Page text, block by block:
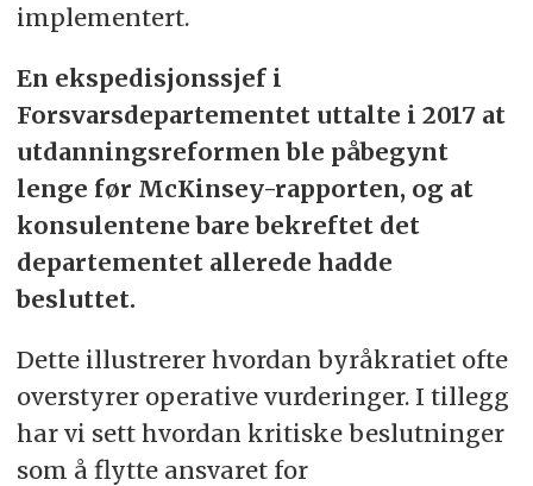
implementert.
En ekspedisjonssjef i
Forsvarsdepartementet uttalte i 2017 at
utdanningsreformen ble påbegynt
lenge før McKinsey-rapporten, og at
konsulentene bare bekreftet det
departementet allerede hadde
besluttet.
Dette illustrerer hvordan byråkratiet ofte
overstyrer operative vurderinger. I tillegg
har vi sett hvordan kritiske beslutninger
som å flytte ansvaret for